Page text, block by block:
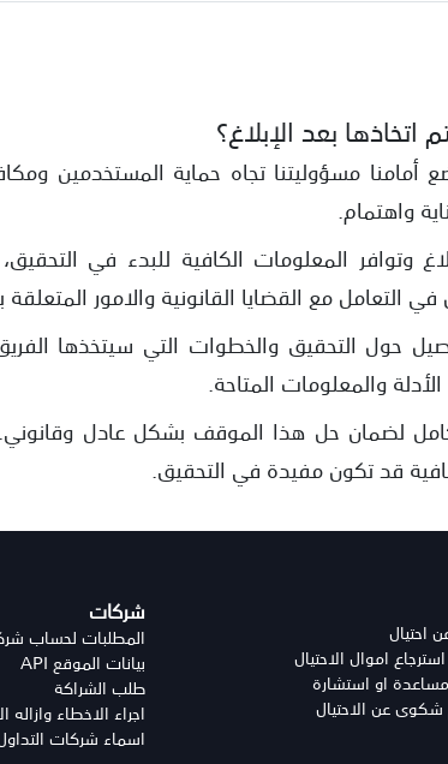
بعد الإبلاغ؟
أمامنا مسؤوليتنا تجاه حماية المستخدمين
واهتمام.
وتوافر المعلومات الكافية للبدء في
التعامل مع القضايا القانونية والامور المتعلقة
حول التحقيق والخطوات التي سيتخذها
والمعلومات المتاحة.
لضمان حل هذا الموقف بشكل عادل وقانوني.
قد تكون مفيدة في التحقيق.
احتيال
اموال الاحتيال
او استشارة
شكوى عن الاحتيال
شركات
المطلبات لحساب
بيانات الموقع API
طلب الشراكة
اجراء الاخطاء وازاله
اسماء شركات